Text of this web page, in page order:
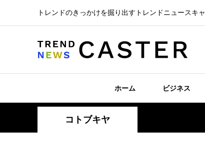
トレンドのきっかけを掘り出すトレンドニュースキ
ホーム ビジネス
コトブキヤ